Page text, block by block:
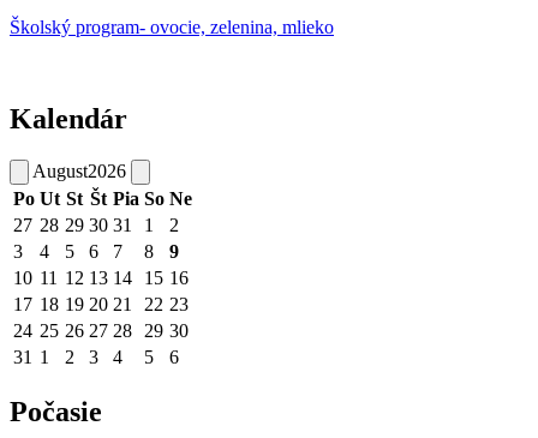
Školský program- ovocie, zelenina, mlieko
Kalendár
August2026
Po Ut St Št Pia So Ne
27 28 29 30 31 1
2
3
4 5 6 7 8
9
10 11 12 13 14 15 16
17 18 19 20 21 22 23
24 25 26 27 28 29 30
31 1 2 3 4 5 6
Počasie